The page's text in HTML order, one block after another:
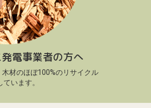
電事業者の方へ
材のほぼ100%のリサイクル
ています。